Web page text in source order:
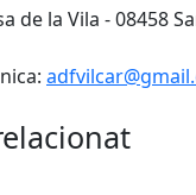
de la Vila - 08458